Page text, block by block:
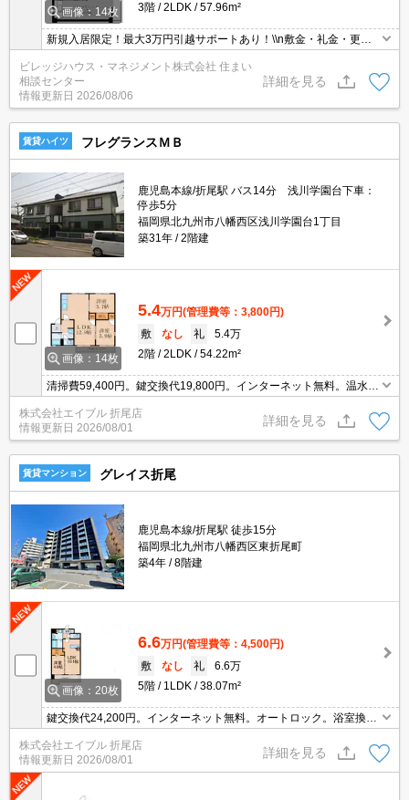
画像：14枚
3階
2LDK 57.96m²
新規入居限定！最大3万円引越サポートあり！\\n敷金・礼金・更新
する場合がございます。
ビレッジハウス・マネジメント株式会社 住まい
相談センター
情報更新日 2026/08/06
詳細を見る
賃貸ハイツ フレグランスＭＢ
鹿児島本線/折尾駅 バス14分 浅川学園台下車：
停歩5分
福岡県北九州市八幡西区浅川学園台1丁目
築31年
2階建
画像：14枚
5.4万円(管理費等：3,800円)
敷
なし 礼
5.4万
2階
2LDK 54.22m²
清掃費59,400円。鍵交換代19,800円。インターネット無料。温水洗
ャワー付独立洗面台。シューズボックス付き。
株式会社エイブル 折尾店
情報更新日 2026/08/01
詳細を見る
賃貸マンション グレイス折尾
鹿児島本線/折尾駅 徒歩15分
福岡県北九州市八幡西区東折尾町
築4年
8階建
画像：20枚
6.6万円(管理費等：4,500円)
敷
なし 礼
6.6万
5階
1LDK 38.07m²
鍵交換代24,200円。インターネット無料。オートロック。浴室換気
き。ウォークインクローゼット付き。追焚給湯。シャワー付独立洗
面台。
株式会社エイブル 折尾店
情報更新日 2026/08/01
詳細を見る